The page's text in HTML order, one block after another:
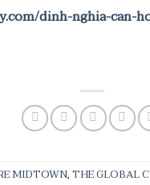
dinh-nghia-can-
MIDTOWN,THE GLOBAL